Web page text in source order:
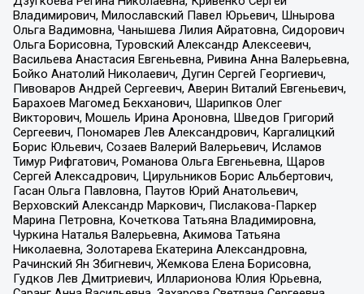
Владимирович, Милославский Павел Юрьевич, Шнырова
Ольга Вадимовна, Чанышева Лилия Айратовна, Сидорович
Ольга Борисовна, Туровский Александр Алексеевич,
Васильева Анастасия Евгеньевна, Ривина Анна Валерьевна,
Бойко Анатолий Николаевич, Дугин Сергей Георгиевич,
Пивоваров Андрей Сергеевич, Аверин Виталий Евгеньевич,
Барахоев Магомед Бекханович, Шарипков Олег
Викторович, Мошель Ирина Ароновна, Шведов Григорий
Сергеевич, Пономарев Лев Александрович, Каргалицкий
Борис Юльевич, Созаев Валерий Валерьевич, Исламов
Тимур Рифгатович, Романова Ольга Евгеньевна, Щаров
Сергей Алексадрович, Цирульников Борис Альбертович,
Гасан Ольга Павловна, Паутов Юрий Анатольевич,
Верховский Александр Маркович, Пислакова-Паркер
Марина Петровна, Кочеткова Татьяна Владимировна,
Чуркина Наталья Валерьевна, Акимова Татьяна
Николаевна, Золотарева Екатерина Александровна,
Рачинский Ян Збигневич, Жемкова Елена Борисовна,
Гудков Лев Дмитриевич, Илларионова Юлия Юрьевна,